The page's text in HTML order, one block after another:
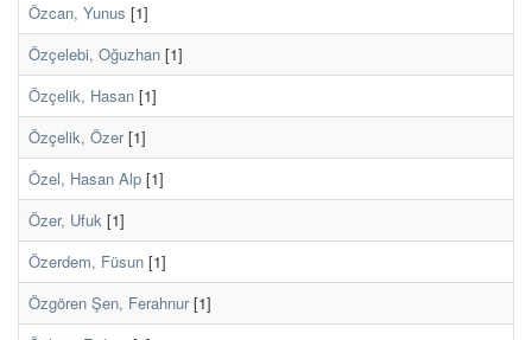
Özcan, Yunus [1]
Özçelebi, Oğuzhan [1]
Özçelik, Hasan [1]
Özçelik, Özer[1]
Özel, Hasan Alp [1]
Özer, Ufuk [1]
Özerdem, Füsun [1]
Özgören Şen, Ferahnur[1]